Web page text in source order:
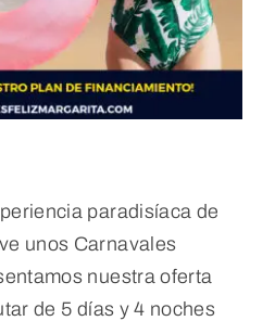
paradisíaca de
unos Carnavales
nuestra oferta
de 5 días y 4 noches